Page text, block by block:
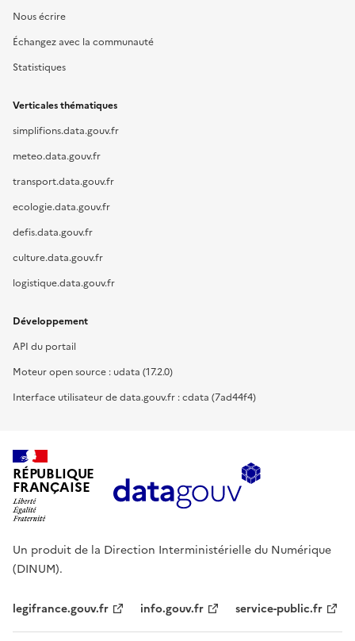
Nous écrire
Échangez avec la communauté
Statistiques
Verticales thématiques
simplifions.data.gouv.fr
meteo.data.gouv.fr
transport.data.gouv.fr
ecologie.data.gouv.fr
defis.data.gouv.fr
culture.data.gouv.fr
logistique.data.gouv.fr
Développement
API du portail
Moteur open source : udata (17.2.0)
Interface utilisateur de data.gouv.fr : cdata (7ad44f4)
RÉPUBLIQUE
FRANÇAISE
Un produit de la Direction Interministérielle du Numérique
(DINUM).
legifrance.gouv.fr info.gouv.fr service-public.fr